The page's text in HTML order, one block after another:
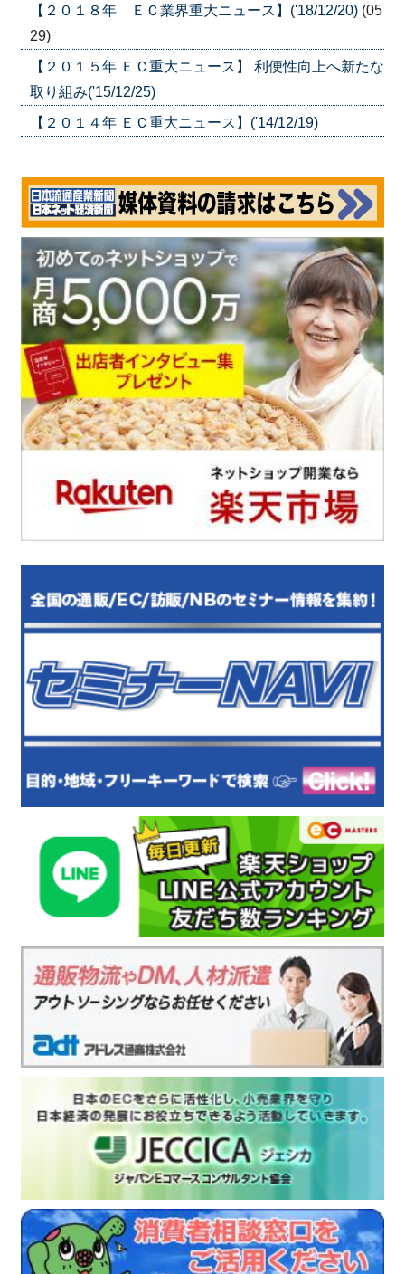
【２０１８年 ＥＣ業界重大ニュース】('18/12/20) (05
29)
【２０１５年 ＥＣ重大ニュース】 利便性向上へ新たな
取り組み('15/12/25)
【２０１４年 ＥＣ重大ニュース】('14/12/19)